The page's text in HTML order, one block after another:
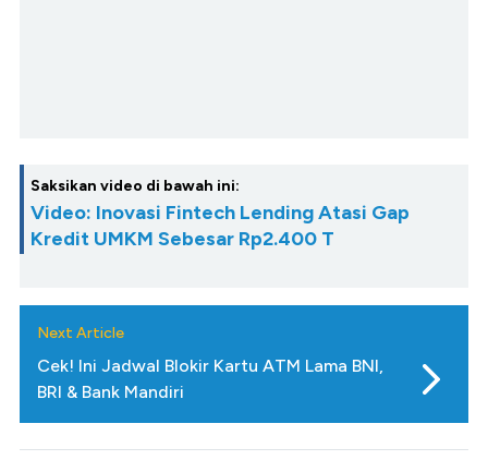
Saksikan video di bawah ini:
Video: Inovasi Fintech Lending Atasi Gap
Kredit UMKM Sebesar Rp2.400 T
Next Article
Cek! Ini Jadwal Blokir Kartu ATM Lama BNI,
BRI & Bank Mandiri